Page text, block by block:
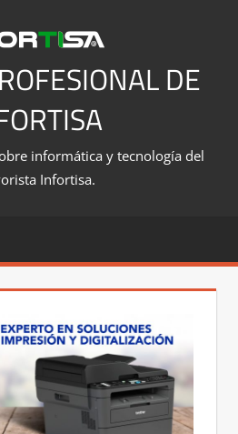
DE
informática y tecnología del
Infortisa.